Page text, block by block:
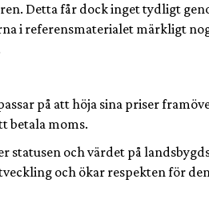
Detta får dock inget tydligt
i referensmaterialet märkligt
på att höja sina priser
betala moms.
statusen och värdet på
och ökar respekten för